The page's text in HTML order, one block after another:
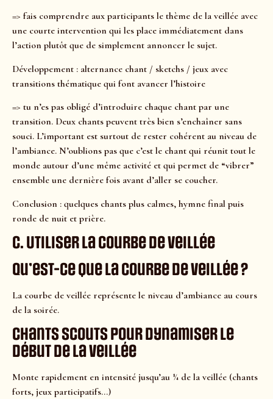
=> fais comprendre aux participants le thème de la veillée avec
une courte intervention qui les place immédiatement dans
l’action plutôt que de simplement annoncer le sujet.
Développement : alternance chant / sketchs / jeux avec
transitions thématique qui font avancer l’histoire
=> tu n’es pas obligé d’introduire chaque chant par une
transition. Deux chants peuvent très bien s’enchaîner sans
souci. L’important est surtout de rester cohérent au niveau de
l’ambiance. N’oublions pas que c’est le chant qui réunit tout le
monde autour d’une même activité et qui permet de “vibrer”
ensemble une dernière fois avant d’aller se coucher.
Conclusion : quelques chants plus calmes, hymne final puis
ronde de nuit et prière.
C. Utiliser la courbe de veillée
Qu’est-ce que la courbe de veillée ?
La courbe de veillée représente le niveau d’ambiance au cours
de la soirée.
Chants scouts pour dynamiser le
début de la veillée
Monte rapidement en intensité jusqu’au ¼ de la veillée (chants
forts, jeux participatifs…)